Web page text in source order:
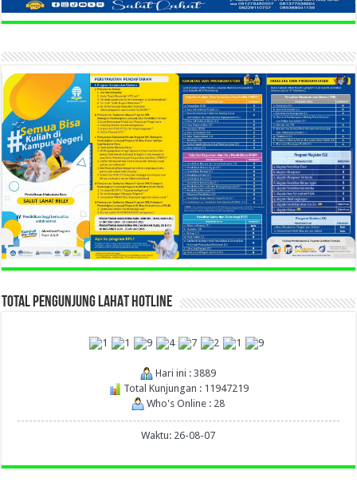
TOTAL PENGUNJUNG LAHAT HOTLINE
Hari ini : 3889
Total Kunjungan : 11947219
Who's Online : 28
Waktu: 26-08-07